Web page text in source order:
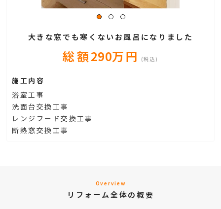
大きな窓でも寒くないお風呂になりました
総額290万円 (税込)
施工内容
浴室工事
洗面台交換工事
レンジフード交換工事
断熱窓交換工事
Overview
リフォーム全体の概要